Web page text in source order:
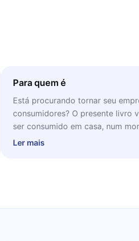
Para quem é
Está procurando tornar seu
consumidores? O presente livro
ser consumido em casa, num
Ler mais